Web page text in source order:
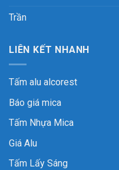
Trần
LIÊN KẾT NHANH
Tấm alu alcorest
Báo giá mica
Tấm Nhựa Mica
Giá Alu
Tấm Lấy Sáng